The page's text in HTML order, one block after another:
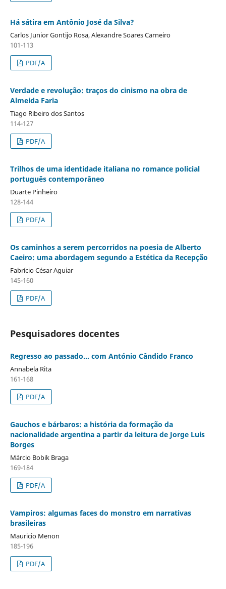
Há sátira em Antônio José da Silva?
Carlos Junior Gontijo Rosa, Alexandre Soares Carneiro
101-113
PDF/A
Verdade e revolução: traços do cinismo na obra de
Almeida Faria
Tiago Ribeiro dos Santos
114-127
PDF/A
Trilhos de uma identidade italiana no romance policial
português contemporâneo
Duarte Pinheiro
128-144
PDF/A
Os caminhos a serem percorridos na poesia de Alberto
Caeiro: uma abordagem segundo a Estética da Recepção
Fabrício César Aguiar
145-160
PDF/A
Pesquisadores docentes
Regresso ao passado… com António Cândido Franco
Annabela Rita
161-168
PDF/A
Gauchos e bárbaros: a história da formação da
nacionalidade argentina a partir da leitura de Jorge Luis
Borges
Márcio Bobik Braga
169-184
PDF/A
Vampiros: algumas faces do monstro em narrativas
brasileiras
Mauricio Menon
185-196
PDF/A